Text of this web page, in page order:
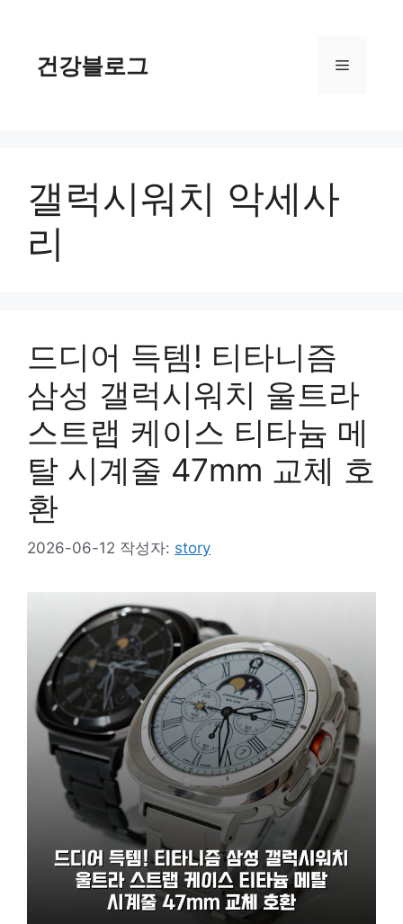
건강블로그 메
갤럭시워치 악세사
리
드디어 득템! 티타니즘
삼성 갤럭시워치 울트라
스트랩 케이스 티타늄 메
탈 시계줄 47mm 교체 호
환
2026-06-12 작성자: story